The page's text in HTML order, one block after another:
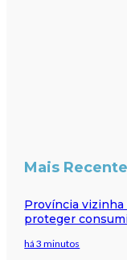
Mais
Província vizinha
proteger
há 3 minutos